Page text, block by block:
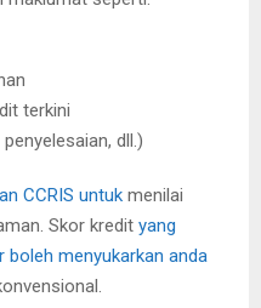
terkini
dll.)
CCRIS untuk menilai
Skor kredit yang
boleh menyukarkan anda